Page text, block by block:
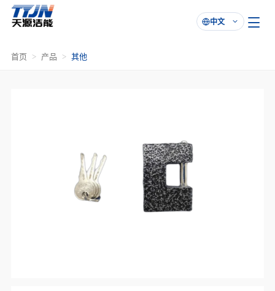

中文
首页 产品 其他